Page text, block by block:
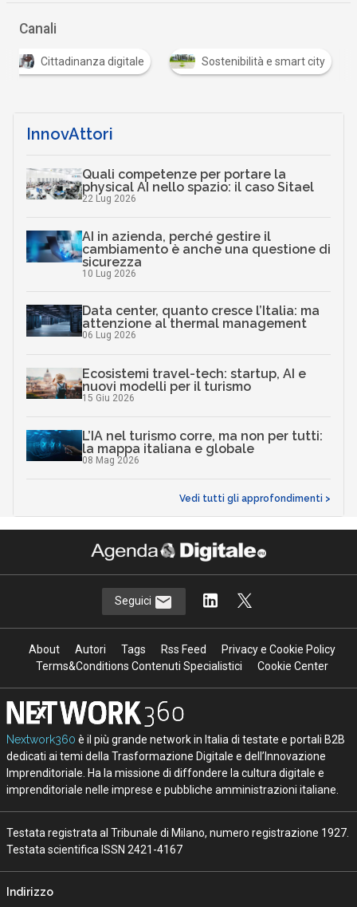
Canali
Cittadinanza digitale Sostenibilità e smart city
InnovAttori
Quali competenze per portare la
physical AI nello spazio: il caso Sitael
22 Lug 2026
AI in azienda, perché gestire il
cambiamento è anche una questione di
sicurezza
10 Lug 2026
Data center, quanto cresce l’Italia: ma
attenzione al thermal management
06 Lug 2026
Ecosistemi travel-tech: startup, AI e
nuovi modelli per il turismo
15 Giu 2026
L’IA nel turismo corre, ma non per tutti:
la mappa italiana e globale
08 Mag 2026
Vedi tutti gli approfondimenti >
Seguici
About Autori Tags Rss Feed
Privacy e Cookie Policy
Terms&Conditions Contenuti Specialistici
Cookie Center
Nextwork360 è il più grande network in Italia di testate e portali B2B
dedicati ai temi della Trasformazione Digitale e dell’Innovazione
Imprenditoriale. Ha la missione di diffondere la cultura digitale e
imprenditoriale nelle imprese e pubbliche amministrazioni italiane.
Testata registrata al Tribunale di Milano, numero registrazione 1927.
Testata scientifica ISSN 2421-4167
Indirizzo